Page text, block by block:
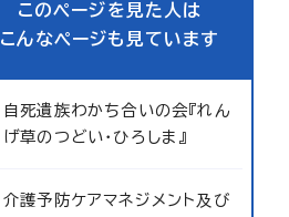
このページを見た人は
こんなページも見ています
自死遺族わかち合いの会『れん
げ草のつどい・ひろしま』
介護予防ケアマネジメント及び